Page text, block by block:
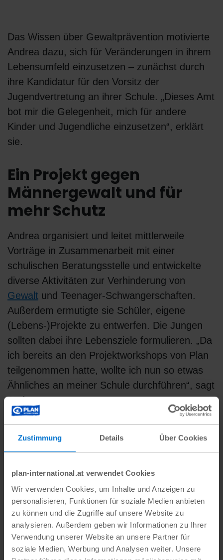
Zustimmung Details Über Cookies
plan-international.at verwendet Cookies
Wir verwenden Cookies, um Inhalte und Anzeigen zu
personalisieren, Funktionen für soziale Medien anbieten
zu können und die Zugriffe auf unsere Website zu
analysieren. Außerdem geben wir Informationen zu Ihrer
Verwendung unserer Website an unsere Partner für
soziale Medien, Werbung und Analysen weiter. Unsere
Das Wissen über Gewaltprävention motivierte
Andrea dazu, sich für Veränderungen in ihrem
Lebensumfeld einzusetzen – zunächst durch
ihre Kandidatur für den Vorsitz der
Jugendvertretung an ihrer Schule. „Dieses Amt
bot mir die Gelegenheit, mich für andere
Kinder und Jugendliche einzusetzen“, erklärt
sie.
Ein Projekt gegen
Männergewalt und für
mehr Schutz
Andrea organisiert und leitet mittlerweile
Vorträge in Zusammenarbeit mit einer
schulischen Beratungsstelle und entwickelte
diverse Aktivitäten zur Verhinderung von
Gewalt und Teenager-Schwangerschaften.
Außerdem ermutigte sie Schüler, eigene
(Lebens-)Projekte zu entwerfen. Die Jungen
sollten dabei ihre Lebensziele formulieren. „Da
ich bereits an den Projektworkshops von Plan
teilgenommen hatte, wollte ich nun so etwas
Ähnliches an meiner Schule durchführen“, sagt
Andrea.